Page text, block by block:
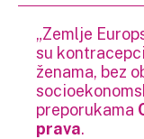
„Zemlje
su
ženama, bez
preporukama
prava.